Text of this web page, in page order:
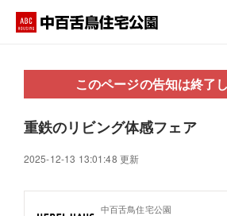
住宅会社・ハウスメーカー
イベント情報・プレゼント
アクセス
好みからモデルハウスを探す
このページの告知は終了
重鉄のリビング体感フェア
2025-12-13 13:01:48 更新
中百舌鳥住宅公園